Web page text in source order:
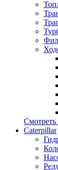
Смотреть
Caterpillar